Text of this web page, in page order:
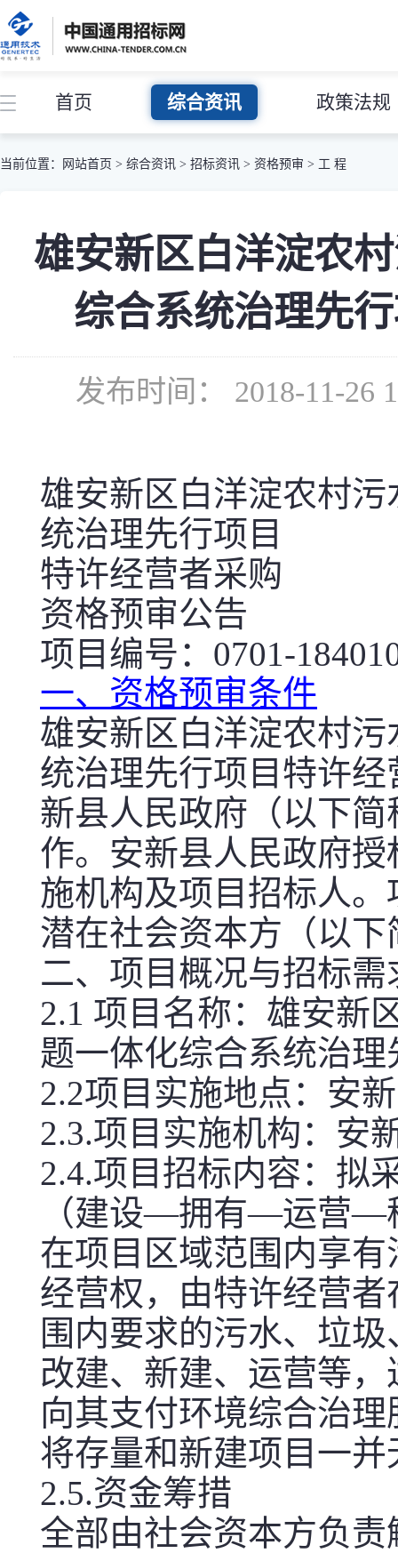
首页 综合资讯 政策法规
当前位置： 网站首页 > 综合资讯 > 招标资讯 > 资格预审 > 工 程
雄安新区白洋淀农
综合系统治理先
发布时间： 2018-11-
雄安新区白洋淀农村
统治理先行项目
特许经营者采购
资格预审公告
项目编号：0701-
一、资格预审条件
雄安新区白洋淀农村
统治理先行项目特许
新县人民政府（以下
作。安新县人民政府
施机构及项目招标人
潜在社会资本方（以
二、项目概况与招标需
2.1 项目名称：雄安新
题一体化综合系统治
2.2项目实施地点：安
2.3.项目实施机构：安
2.4.项目招标内容：拟
（建设—拥有—运营—
在项目区域范围内享
经营权，由特许经营
围内要求的污水、垃
改建、新建、运营等
向其支付环境综合治
将存量和新建项目一
2.5.资金筹措
全部由社会资本方负责